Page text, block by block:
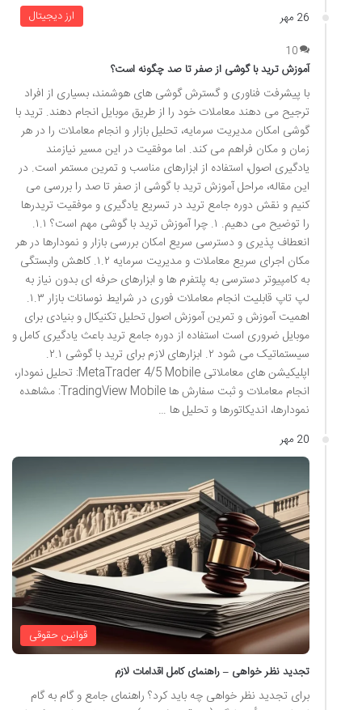
26 مهر ارز دیجیتال
10
آموزش ترید با گوشی از صفر تا صد چگونه است؟
با پیشرفت فناوری و گسترش گوشی های هوشمند، بسیاری از افراد
ترجیح می دهند معاملات خود را از طریق موبایل انجام دهند. ترید با
گوشی امکان مدیریت سرمایه، تحلیل بازار و انجام معاملات را در هر
زمان و مکان فراهم می کند. اما موفقیت در این مسیر نیازمند
یادگیری اصول، استفاده از ابزارهای مناسب و تمرین مستمر است. در
این مقاله، مراحل آموزش ترید با گوشی از صفر تا صد را بررسی می
کنیم و نقش دوره جامع ترید در تسریع یادگیری و موفقیت تریدرها
را توضیح می دهیم. ۱. چرا آموزش ترید با گوشی مهم است؟ ۱.۱.
انعطاف پذیری و دسترسی سریع امکان بررسی بازار و نمودارها در هر
مکان اجرای سریع معاملات و مدیریت سرمایه ۱.۲. کاهش وابستگی
به کامپیوتر دسترسی به پلتفرم ها و ابزارهای حرفه ای بدون نیاز به
لپ تاپ قابلیت انجام معاملات فوری در شرایط نوسانات بازار ۱.۳.
اهمیت آموزش و تمرین آموزش اصول تحلیل تکنیکال و بنیادی برای
موبایل ضروری است استفاده از دوره جامع ترید باعث یادگیری کامل و
سیستماتیک می شود ۲. ابزارهای لازم برای ترید با گوشی ۲.۱.
اپلیکیشن های معاملاتی MetaTrader 4/5 Mobile: تحلیل نمودار،
انجام معاملات و ثبت سفارش ها TradingView Mobile: مشاهده
نمودارها، اندیکاتورها و تحلیل ها …
20 مهر
قوانین حقوقی
تجدید نظر خواهی – راهنمای کامل اقدامات لازم
برای تجدید نظر خواهی چه باید کرد؟ راهنمای جامع و گام به گام